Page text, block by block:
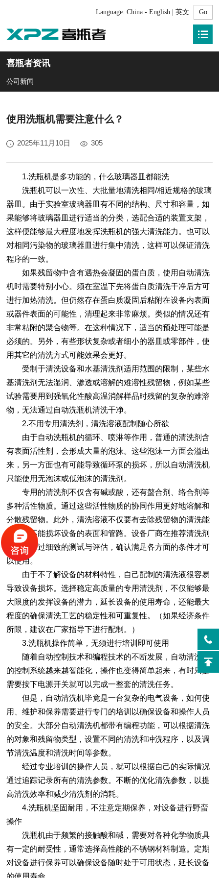
Language: China - English | 英文
喜瓶者资讯
公司新闻
使用洗瓶机需要注意什么？
2025年11月10日 305
1.洗瓶机是多功能的，什么玻璃器皿都能洗
洗瓶机可以一次性、大批量地清洗相同/相近规格的玻璃
器皿。由于实验室玻璃器皿有不同的结构、尺寸和容量，如
果能够将玻璃器皿进行适当的分类，选配合适的装置支架，
这样便能够最大程度地发挥洗瓶机的强大清洗能力。也可以
对相同污染物的玻璃器皿进行集中清洗，这样可以保证清洗
程序的一致。
如果残留物中含有遇热会凝固的蛋白质，使用自动清洗
机时需要特别小心。须在室温下先将蛋白质清洗干净后方可
进行加热清洗。但仍然存在蛋白质凝固后粘附在设备内表面
或器件表面的可能性，清理起来非常麻烦。类似的情况还有
非常粘附的聚合物等。在这种情况下，适当的预处理可能是
必须的。另外，有些形状复杂或者细小的器皿或零部件，使
用其它的清洗方式可能效果会更好。
受制于清洗设备和水基清洗剂适用范围的限制，某些水
基清洗剂无法湿润、渗透或溶解的难溶性残留物，例如某些
试验需要用到强氧化性酸高温消解样品时残留的复杂的难溶
物，无法通过自动洗瓶机清洗干净。
2.不用专用清洗剂，清洗溶液配制随心所欲
由于自动洗瓶机的循环、喷淋等作用，普通的清洗剂含
有表面活性剂，会形成大量的泡沫。这些泡沫一方面会溢出
来，另一方面也有可能导致循环泵的损坏，所以自动清洗机
只能使用无泡沫或低泡沫的清洗剂。
专用的清洗剂不仅含有碱或酸，还有螯合剂、络合剂等
多种活性物质。通过这些活性物质的协同作用更好地溶解和
分散残留物。此外，清洗溶液不仅要有去除残留物的清洗能
力，还不能损坏设备的表面和管路。设备厂商在推荐清洗剂
时，都经过细致的测试与评估，确认满足各方面的条件才可
以使用。
由于不了解设备的材料特性，自己配制的清洗液很容易
导致设备损坏。选择稳定高质量的专用清洗剂，不仅能够最
大限度的发挥设备的潜力，延长设备的使用寿命，还能最大
程度的确保清洗工艺的稳定性和可重复性。（如果经济条件
所限，建议在厂家指导下进行配制。）
3.洗瓶机操作简单，无须进行培训即可使用
随着自动控制技术和编程技术的不断发展，自动清洗机
的控制系统越来越智能化，操作也变得简单起来，有时只是
需要按下电源开关就可以完成一整套的清洗任务。
但是，自动清洗机毕竟是一台复杂的电气设备，如何使
用、维护和保养需要进行专门的培训以确保设备和操作人员
的安全。大部分自动清洗机都带有编程功能，可以根据清洗
的对象和残留物类型，设置不同的清洗和冲洗程序，以及调
节清洗温度和清洗时间等参数。
经过专业培训的操作人员，就可以根据自己的实际情况
通过追踪记录所有的清洗参数。不断的优化清洗参数，以提
高清洗效率和减少清洗剂的消耗。
4.洗瓶机坚固耐用，不注意定期保养，对设备进行野蛮
操作
洗瓶机由于频繁的接触酸和碱，需要对各种化学物质具
有一定的耐受性，通常选择高性能的不锈钢材料制造。定期
对设备进行保养可以确保设备随时处于可用状态，延长设备
的使用寿命。